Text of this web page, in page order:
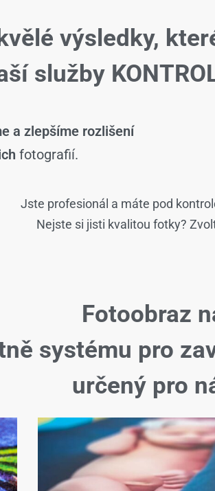
výsledky,
služby
a zlepšíme rozlišení
fotografií.
Jste profesionál a máte pod
Nejste si jisti kvalitou fotky?
Fotoobraz
systému pro
určený pro